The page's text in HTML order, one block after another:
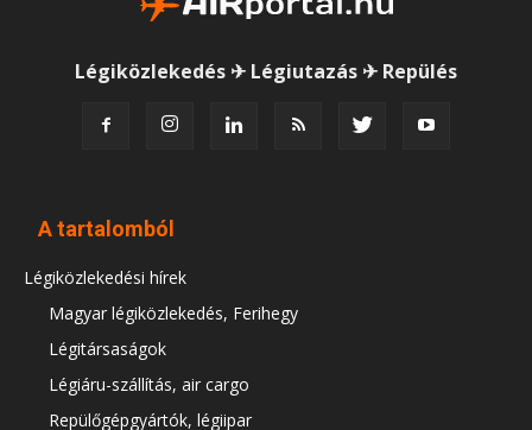
Légiközlekedés ✈ Légiutazás ✈ Repülés
A tartalomból
Légiközlekedési hírek
Magyar légiközlekedés, Ferihegy
Légitársaságok
Légiáru-szállítás, air cargo
Repülőgépgyártók, légiipar